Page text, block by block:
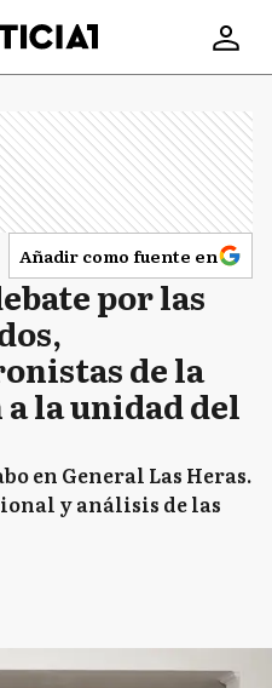
Añadir como fuente en
por las
de la
la unidad del
en General Las Heras.
y análisis de las